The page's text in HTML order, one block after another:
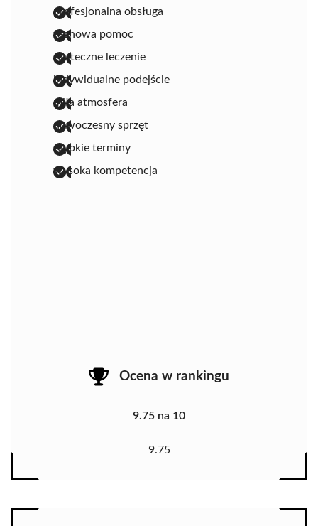
profesjonalna obsługa
fachowa pomoc
skuteczne leczenie
indywidualne podejście
miła atmosfera
nowoczesny sprzęt
szybkie terminy
wysoka kompetencja
Ocena w rankingu
9.75 na 10
9.75